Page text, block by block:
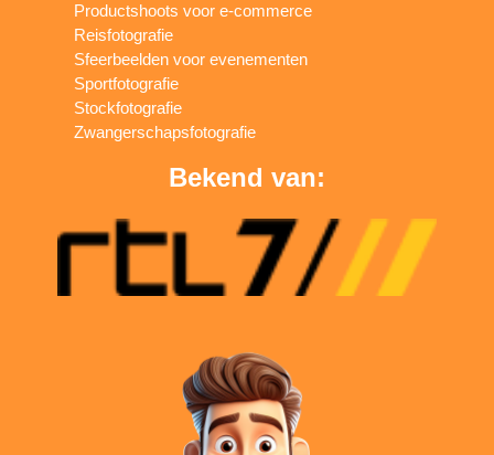
Productshoots voor e-commerce
Reisfotografie
Sfeerbeelden voor evenementen
Sportfotografie
Stockfotografie
Zwangerschapsfotografie
Bekend van: